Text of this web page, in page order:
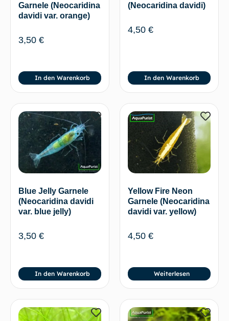
Garnele (Neocaridina
davidi var. orange)
3,50 €
In den Warenkorb
(Neocaridina davidi)
4,50 €
In den Warenkorb
Blue Jelly Garnele
(Neocaridina davidi
var. blue jelly)
3,50 €
In den Warenkorb
Yellow Fire Neon
Garnele (Neocaridina
davidi var. yellow)
4,50 €
Weiterlesen